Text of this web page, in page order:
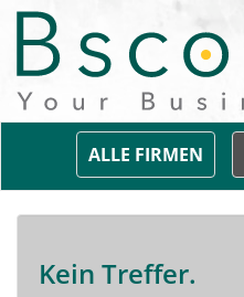
ALLE FIRMEN
Kein Treffer.